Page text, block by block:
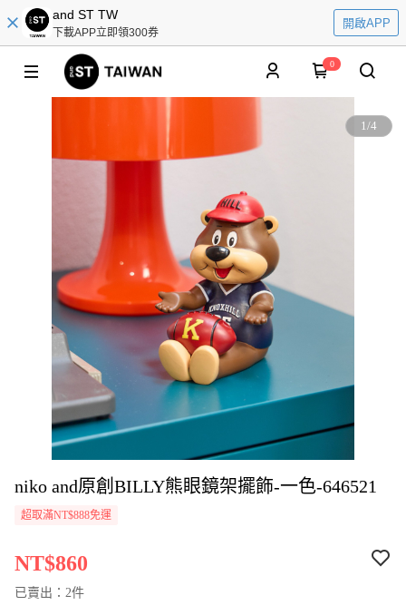
and ST TW
下載APP立即領300券
開啟APP
0
1/4
niko and原創BILLY熊眼鏡架擺飾-一色-646521
超取滿NT$888免運
NT$860
已賣出：2件